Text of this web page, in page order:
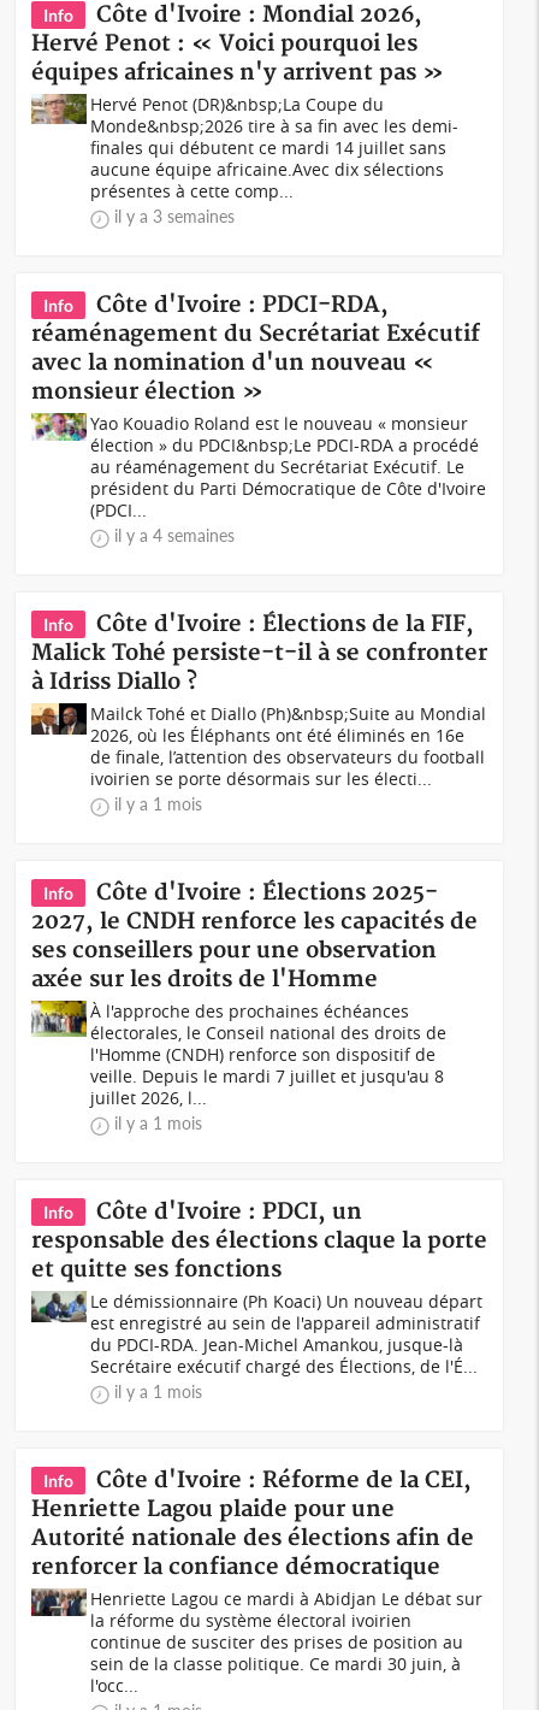
Info
Côte d'Ivoire : Mondial 2026,
Hervé Penot : « Voici pourquoi les
équipes africaines n'y arrivent pas »
Hervé Penot (DR)&nbsp;La Coupe du
Monde&nbsp;2026 tire à sa fin avec les demi-
finales qui débutent ce mardi 14 juillet sans
aucune équipe africaine.Avec dix sélections
présentes à cette comp...
il y a 3 semaines
Info
Côte d'Ivoire : PDCI-RDA,
réaménagement du Secrétariat Exécutif
avec la nomination d'un nouveau «
monsieur élection »
Yao Kouadio Roland est le nouveau « monsieur
élection » du PDCI&nbsp;Le PDCI-RDA a procédé
au réaménagement du Secrétariat Exécutif. Le
président du Parti Démocratique de Côte d'Ivoire
(PDCI...
il y a 4 semaines
Info
Côte d'Ivoire : Élections de la FIF,
Malick Tohé persiste-t-il à se confronter
à Idriss Diallo ?
Mailck Tohé et Diallo (Ph)&nbsp;Suite au Mondial
2026, où les Éléphants ont été éliminés en 16e
de finale, l’attention des observateurs du football
ivoirien se porte désormais sur les électi...
il y a 1 mois
Info
Côte d'Ivoire : Élections 2025-
2027, le CNDH renforce les capacités de
ses conseillers pour une observation
axée sur les droits de l'Homme
À l'approche des prochaines échéances
électorales, le Conseil national des droits de
l'Homme (CNDH) renforce son dispositif de
veille. Depuis le mardi 7 juillet et jusqu'au 8
juillet 2026, l...
il y a 1 mois
Info
Côte d'Ivoire : PDCI, un
responsable des élections claque la porte
et quitte ses fonctions
Le démissionnaire (Ph Koaci) Un nouveau départ
est enregistré au sein de l'appareil administratif
du PDCI-RDA. Jean-Michel Amankou, jusque-là
Secrétaire exécutif chargé des Élections, de l'É...
il y a 1 mois
Info
Côte d'Ivoire : Réforme de la CEI,
Henriette Lagou plaide pour une
Autorité nationale des élections afin de
renforcer la confiance démocratique
Henriette Lagou ce mardi à Abidjan Le débat sur
la réforme du système électoral ivoirien
continue de susciter des prises de position au
sein de la classe politique. Ce mardi 30 juin, à
l'occ...